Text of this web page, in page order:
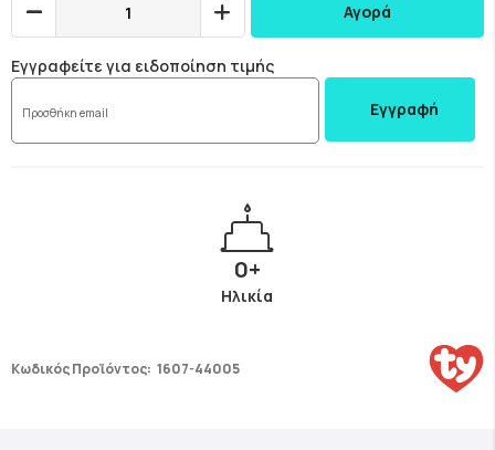
Αγορά
Εγγραφείτε για ειδοποίηση τιμής
Εγγραφή
0+
Ηλικία
Κωδικός Προϊόντος: 1607-44005